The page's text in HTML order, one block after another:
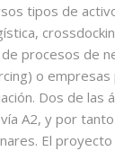
tipos de
procesos de
o
Dos de las
A2, y por
El